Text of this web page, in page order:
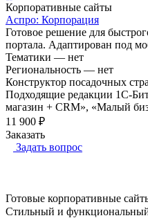
Корпоративные сайты
Аспро: Корпорация
Готовое решение для
портала. Адаптирован под
Тематики — нет
Региональность — нет
Конструктор посадочных
Подходящие редакции 1С-
магазин + CRM», «Малый
11 900 ₽
Заказать
Задать вопрос
Готовые корпоративные
Стильный и